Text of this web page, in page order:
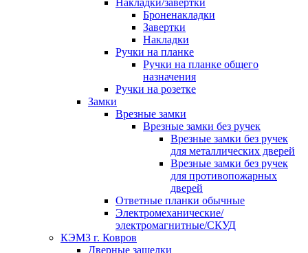
Накладки/завертки
Броненакладки
Завертки
Накладки
Ручки на планке
Ручки на планке общего
назначения
Ручки на розетке
Замки
Врезные замки
Врезные замки без ручек
Врезные замки без ручек
для металлических дверей
Врезные замки без ручек
для противопожарных
дверей
Ответные планки обычные
Электромеханические/
электромагнитные/СКУД
КЭМЗ г. Ковров
Дверные защелки